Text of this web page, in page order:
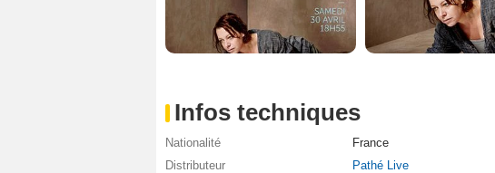
Infos techniques
Nationalité
France
Distributeur
Pathé Live